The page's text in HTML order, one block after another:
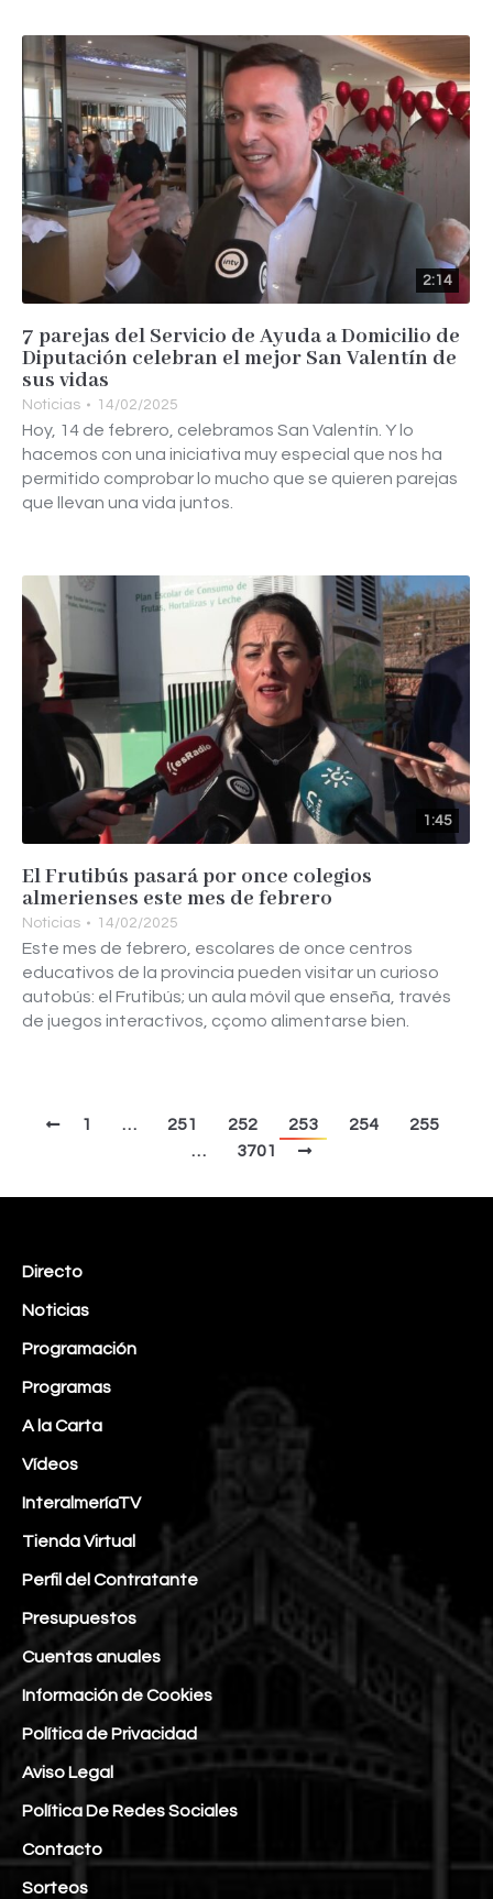
2:14
7 parejas del Servicio de Ayuda a Domicilio de
Diputación celebran el mejor San Valentín de
sus vidas
Noticias 14/02/2025
Hoy, 14 de febrero, celebramos San Valentín. Y lo
hacemos con una iniciativa muy especial que nos ha
permitido comprobar lo mucho que se quieren parejas
que llevan una vida juntos.
1:45
El Frutibús pasará por once colegios
almerienses este mes de febrero
Noticias 14/02/2025
Este mes de febrero, escolares de once centros
educativos de la provincia pueden visitar un curioso
autobús: el Frutibús; un aula móvil que enseña, través
de juegos interactivos, cçomo alimentarse bien.
1 … 251 252 253 254
255
…
3701
Directo
Noticias
Programación
Programas
A la Carta
Vídeos
InteralmeríaTV
Tienda Virtual
Perfil del Contratante
Presupuestos
Cuentas anuales
Información de Cookies
Política de Privacidad
Aviso Legal
Política De Redes Sociales
Contacto
Sorteos